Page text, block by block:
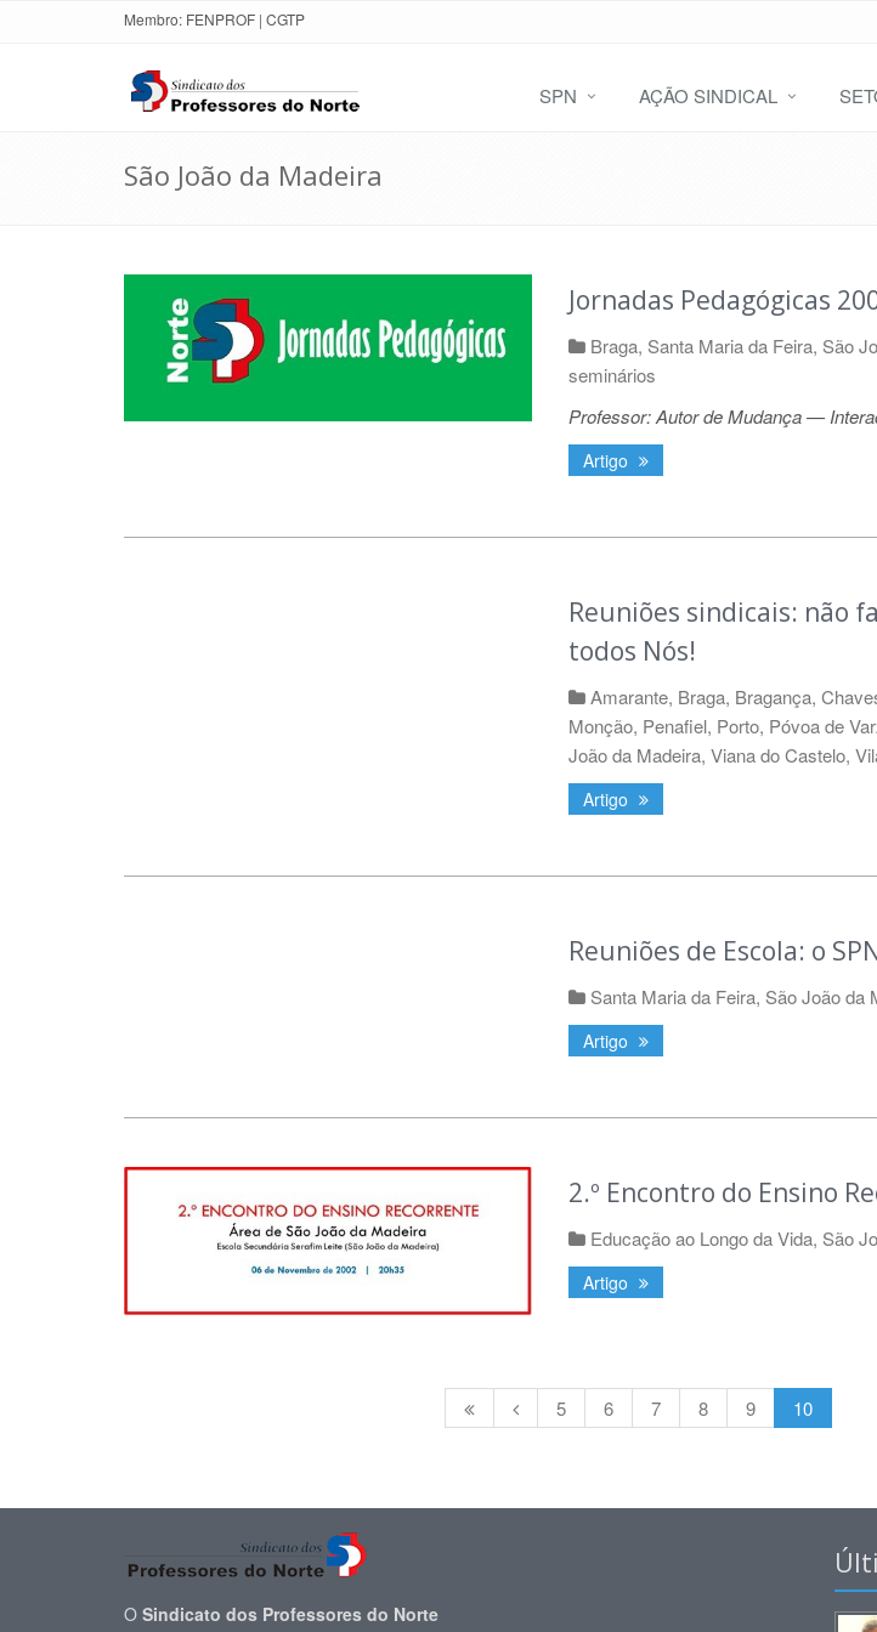
Membro: FENPROF | CGTP
SPN AÇÃO SINDICAL
São João da Madeira
Jornadas Pedagógicas
Braga, Santa Maria da Feira, São
seminários
Professor: Autor de Mudança —
Artigo
Reuniões sindicais: não
todos Nós!
Amarante, Braga, Bragança,
Monção, Penafiel, Porto, Póvoa de
João da Madeira, Viana do Castelo,
Artigo
Reuniões de Escola: o
Santa Maria da Feira, São João da
Artigo
2.º Encontro do Ensino
Educação ao Longo da Vida, São
Artigo
5 6 7 8 9 10
O Sindicato dos Professores do Norte